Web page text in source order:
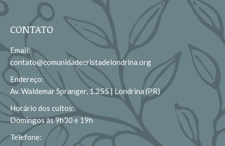
CONTATO
Email:
contato@comunidadecristadelondrina.org
Endereço:
Av. Waldemar Spranger, 1.255 | Londrina (PR)
Horário dos cultos:
Domingos às 9h30 e 19h
Telefone: